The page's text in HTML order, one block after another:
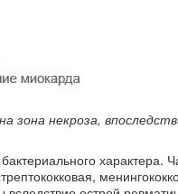
некроза,
характера.